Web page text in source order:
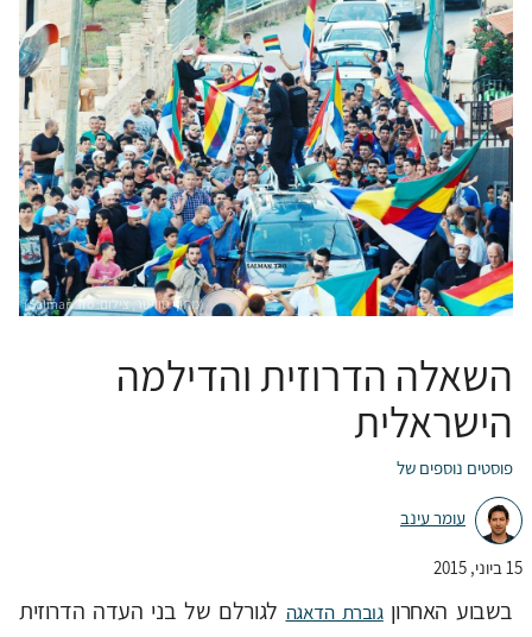
השאלה הדרוזית והדילמה
הישראלית
פוסטים נוספים של
עומר עינב
15 ביוני, 2015
בשבוע האחרוןגוברת הדאגה לגורלם של בני העדה הדרוזית